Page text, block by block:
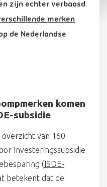
zijn echter verbaasd
merken
de Nederlandse
komen
subsidie
van 160
Investeringssubsidie
( ISDE-
betekent dat de